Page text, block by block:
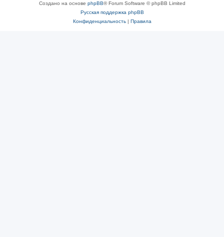
Создано на основе phpBB® Forum Software © phpBB Limited
Русская поддержка phpBB
Конфиденциальность| Правила